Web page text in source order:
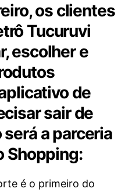
os clientes
Tucuruvi
escolher e
de
sair de
a parceria
Shopping:
é o primeiro do